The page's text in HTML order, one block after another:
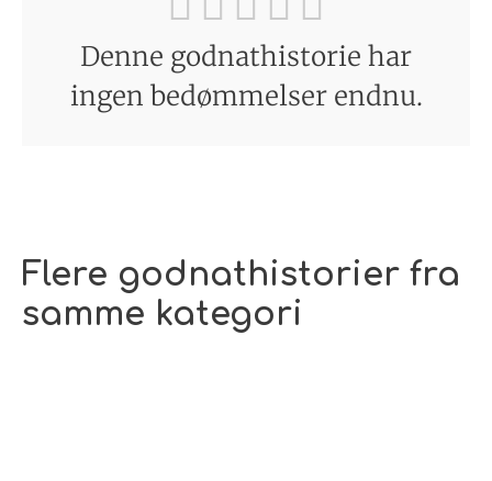
Denne godnathistorie har
ingen bedømmelser endnu.
Flere godnathistorier fra
samme kategori